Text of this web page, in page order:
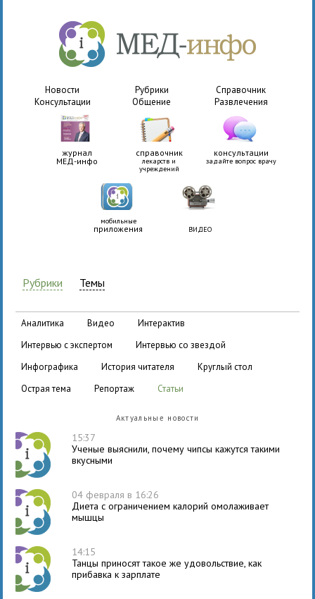
Новости Рубрики
Справочник
Консультации
Общение Развлечения
журнал
МЕД-инфо
справочник
лекарств и
учреждений
консультации
задайте вопрос врачу
мобильные
приложения ВИДЕО
Рубрики Темы
аналитика видео
интерактив
интервью с экспертом
интервью со звездой
инфографика
история читателя
круглый стол
острая тема
репортаж статьи
Актуальные новости
15:37
Ученые выяснили, почему чипсы кажутся такими
вкусными
04 февраля в 16:26
Диета с ограничением калорий омолаживает
мышцы
14:15
Танцы приносят такое же удовольствие, как
прибавка к зарплате